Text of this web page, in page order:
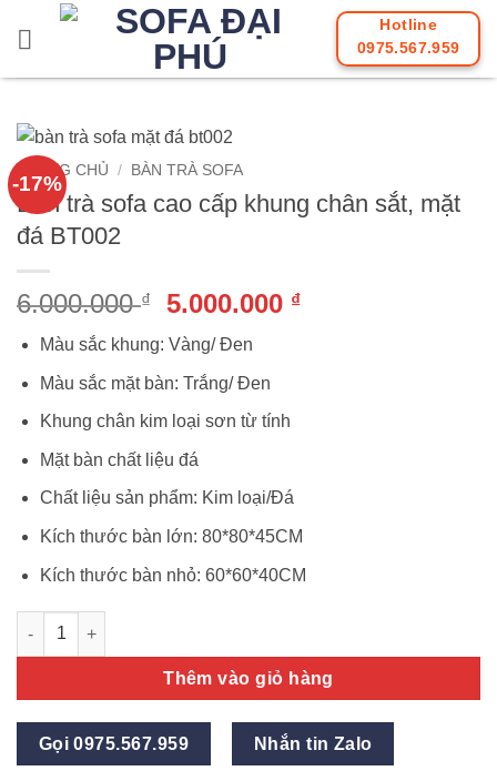
Hotline
0975.567.959
-17%
TRANG CHỦ / BÀN TRÀ SOFA
Bàn trà sofa cao cấp khung chân sắt, mặt
đá BT002
6.000.000₫
Giá
gốc
là:
6.000.000 ₫.
5.000.000 ₫Giá
Màu sắc khung: Vàng/ Đen
Màu sắc mặt bàn: Trắng/ Đen
Khung chân kim loại sơn từ tính
Mặt bàn chất liệu đá
Chất liệu sản phẩm: Kim loại/Đá
Kích thước bàn lớn: 80*80*45CM
Kích thước bàn nhỏ: 60*60*40CM
Bàn trà sofa cao cấp khung chân sắt, mặt đá BT002 số lượng
Thêm vào giỏ hàng
Gọi 0975.567.959 Nhắn tin Zalo